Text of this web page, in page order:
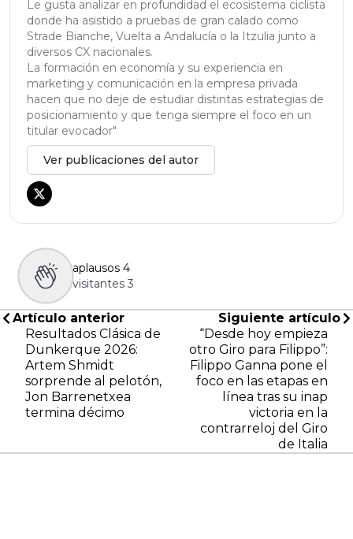
Le gusta analizar en profundidad el ecosistema ciclista
donde ha asistido a pruebas de gran calado como
Strade Bianche, Vuelta a Andalucía o la Itzulia junto a
diversos CX nacionales.
La formación en economía y su experiencia en
marketing y comunicación en la empresa privada
hacen que no deje de estudiar distintas estrategias de
posicionamiento y que tenga siempre el foco en un
titular evocador"
Ver publicaciones del autor
aplausos 4
visitantes 3
Artículo anterior
Resultados Clásica de
Dunkerque 2026:
Artem Shmidt
sorprende al pelotón,
Jon Barrenetxea
termina décimo
Siguiente artículo
“Desde hoy empieza
otro Giro para Filippo”:
Filippo Ganna pone el
foco en las etapas en
línea tras su inap
victoria en la
contrarreloj del Giro
de Italia